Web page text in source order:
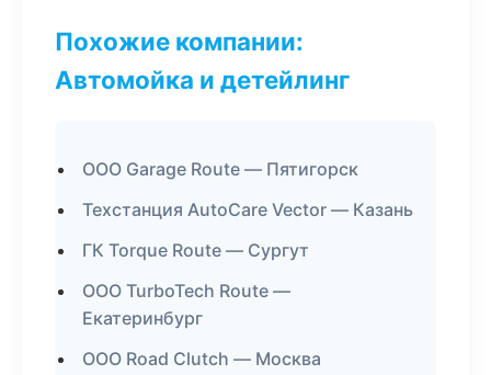
Похожие компании:
Автомойка и детейлинг
ООО Garage Route — Пятигорск
Техстанция AutoCare Vector — Казань
ГК Torque Route — Сургут
ООО TurboTech Route —
Екатеринбург
ООО Road Clutch — Москва